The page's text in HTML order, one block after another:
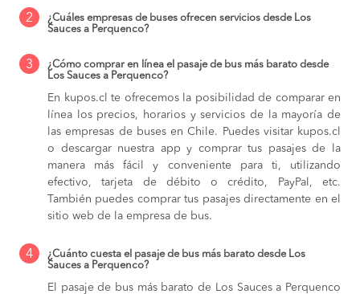
2
¿Cuáles empresas de buses ofrecen servicios desde Los
Sauces a Perquenco?
3
¿Cómo comprar en línea el pasaje de bus más barato desde
Los Sauces a Perquenco?
En kupos.cl te ofrecemos la posibilidad de comparar en
línea los precios, horarios y servicios de la mayoría de
las empresas de buses en Chile. Puedes visitar kupos.cl
o descargar nuestra app y comprar tus pasajes de la
manera más fácil y conveniente para ti, utilizando
efectivo, tarjeta de débito o crédito, PayPal, etc.
También puedes comprar tus pasajes directamente en el
sitio web de la empresa de bus.
4
¿Cuánto cuesta el pasaje de bus más barato desde Los
Sauces a Perquenco?
El pasaje de bus más barato de Los Sauces a Perquenco